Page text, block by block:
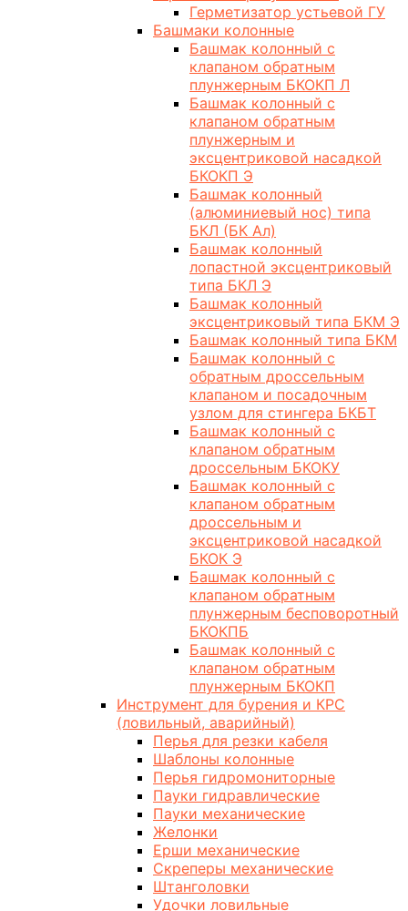
Герметизатор устьевой ГУ
Башмаки колонные
Башмак колонный с
клапаном обратным
плунжерным БКОКП Л
Башмак колонный с
клапаном обратным
плунжерным и
эксцентриковой насадкой
БКОКП Э
Башмак колонный
(алюминиевый нос) типа
БКЛ (БК Ал)
Башмак колонный
лопастной эксцентриковый
типа БКЛ Э
Башмак колонный
эксцентриковый типа БКМ Э
Башмак колонный типа БКМ
Башмак колонный с
обратным дроссельным
клапаном и посадочным
узлом для стингера БКБТ
Башмак колонный с
клапаном обратным
дроссельным БКОКУ
Башмак колонный с
клапаном обратным
дроссельным и
эксцентриковой насадкой
БКОК Э
Башмак колонный с
клапаном обратным
плунжерным бесповоротный
БКОКПБ
Башмак колонный с
клапаном обратным
плунжерным БКОКП
Инструмент для бурения и КРС
(ловильный, аварийный)
Перья для резки кабеля
Шаблоны колонные
Перья гидромониторные
Пауки гидравлические
Пауки механические
Желонки
Ерши механические
Скреперы механические
Штанголовки
Удочки ловильные